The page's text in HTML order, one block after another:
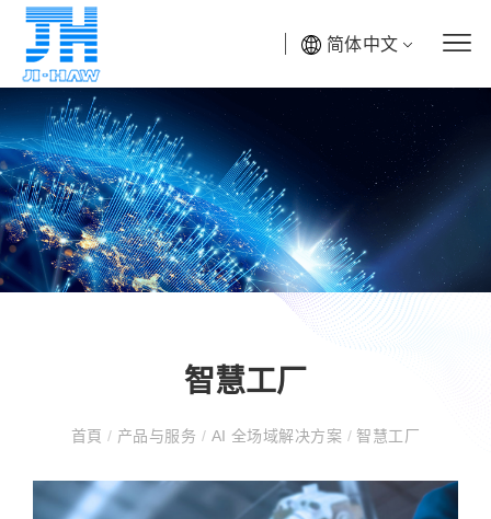
简体中文
智慧工厂
首頁/ 产品与服务 / AI 全场域解决方案 / 智慧工厂